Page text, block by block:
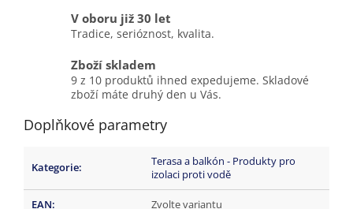
V oboru již 30 let
Tradice, serióznost, kvalita.
Zboží skladem
9 z 10 produktů ihned expedujeme. Skladové
zboží máte druhý den u Vás.
Doplňkové parametry
Kategorie:
Terasa a balkón - Produkty pro
izolaci proti vodě
EAN: Zvolte variantu